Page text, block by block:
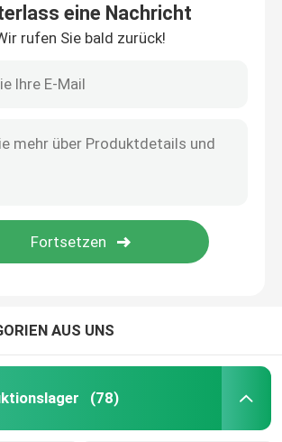
eine Nachricht
rufen Sie bald zurück!
AUS UNS
(78)